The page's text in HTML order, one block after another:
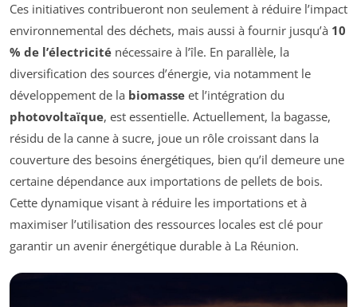
Ces initiatives contribueront non seulement à réduire l’impact
environnemental des déchets, mais aussi à fournir jusqu’à 10
% de l’électricité nécessaire à l’île. En parallèle, la
diversification des sources d’énergie, via notamment le
développement de la biomasse et l’intégration du
photovoltaïque, est essentielle. Actuellement, la bagasse,
résidu de la canne à sucre, joue un rôle croissant dans la
couverture des besoins énergétiques, bien qu’il demeure une
certaine dépendance aux importations de pellets de bois.
Cette dynamique visant à réduire les importations et à
maximiser l’utilisation des ressources locales est clé pour
garantir un avenir énergétique durable à La Réunion.